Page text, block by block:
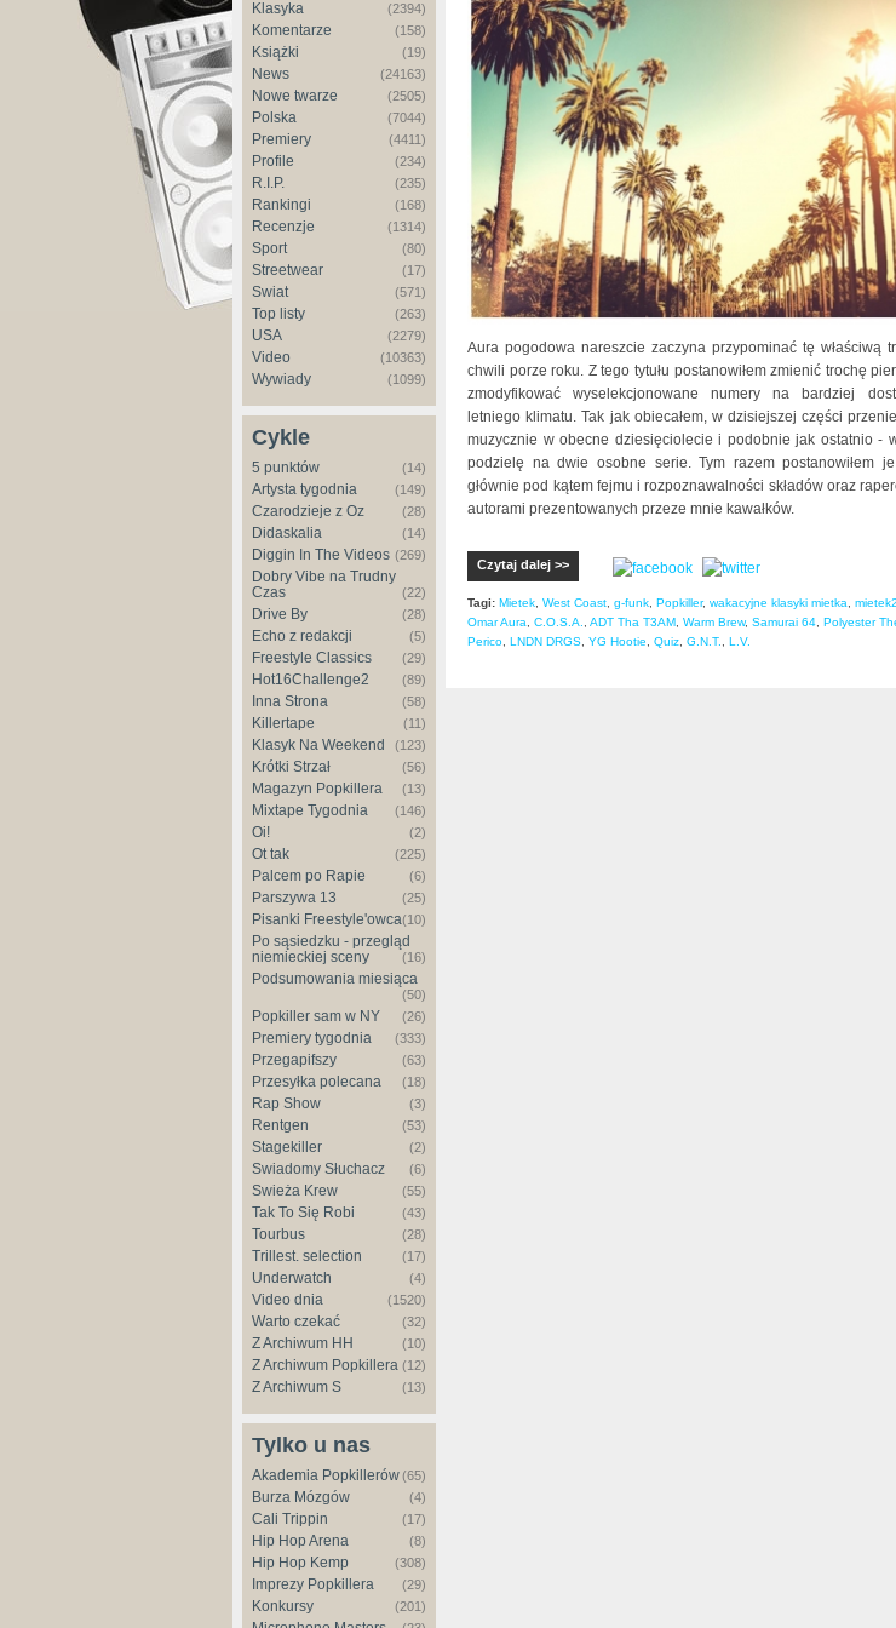
Klasyka (2394)
Komentarze (158)
Książki (19)
News (24163)
Nowe twarze (2505)
Polska (7044)
Premiery (4411)
Profile (234)
R.I.P. (235)
Rankingi (168)
Recenzje (1314)
Sport (80)
Streetwear (17)
Świat (571)
Top listy (263)
USA (2279)
Video (10363)
Wywiady (1099)
Cykle
5 punktów (14)
Artysta tygodnia (149)
Czarodzieje z Oz (28)
Didaskalia (14)
Diggin In The Videos (269)
Dobry Vibe na Trudny
Czas
(22)
Drive By (28)
Echo z redakcji (5)
Freestyle Classics (29)
Hot16Challenge2 (89)
Inna Strona (58)
Killertape (11)
Klasyk Na Weekend (123)
Krótki Strzał (56)
Magazyn Popkillera (13)
Mixtape Tygodnia (146)
Oi! (2)
Ot tak (225)
Palcem po Rapie (6)
Parszywa 13 (25)
Pisanki Freestyle'owca(10)
Po sąsiedzku - przegląd
niemieckiej sceny
(16)
Podsumowania miesiąca
(50)
Popkiller sam w NY (26)
Premiery tygodnia (333)
Przegapifszy (63)
Przesyłka polecana (18)
Rap Show (3)
Rentgen (53)
Stagekiller (2)
Świadomy Słuchacz (6)
Świeża Krew (55)
Tak To Się Robi (43)
Tourbus (28)
Trillest. selection (17)
Underwatch (4)
Video dnia (1520)
Warto czekać (32)
Z Archiwum HH (10)
Z Archiwum Popkillera (12)
Z Archiwum S (13)
Tylko u nas
Akademia Popkillerów(65)
Burza Mózgów (4)
Cali Trippin (17)
Hip Hop Arena (8)
Hip Hop Kemp (308)
Imprezy Popkillera (29)
Konkursy (201)
Aura pogodowa nareszcie zaczyna przypominać tę właściwą
chwili porze roku. Z tego tytułu postanowiłem zmienić trochę
zmodyfikować wyselekcjonowane numery na bardziej
letniego klimatu. Tak jak obiecałem, w dzisiejszej części
muzycznie w obecne dziesięciolecie i podobnie jak ostatnio -
podzielę na dwie osobne serie. Tym razem postanowiłem
głównie pod kątem fejmu i rozpoznawalności składów oraz
autorami prezentowanych przeze mnie kawałków.
Czytaj dalej >>
Tagi: Mietek, West Coast, g-funk, Popkiller, wakacyjne klasyki mietka,
Omar Aura, C.O.S.A., ADT Tha T3AM, Warm Brew, Samurai 64, Polyester
Perico, LNDN DRGS, YG Hootie, Quiz, G.N.T., L.V.